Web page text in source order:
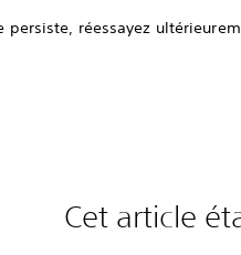
persiste, réessayez
Cet article